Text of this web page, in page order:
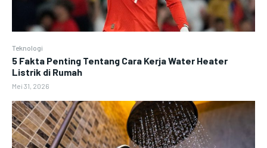
Teknologi
5 Fakta Penting Tentang Cara Kerja Water Heater
Listrik di Rumah
Mei 31, 2026